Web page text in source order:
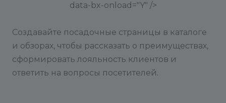
data-bx-onload="Y" />
Создавайте посадочные страницы в каталоге
и обзорах, чтобы рассказать о преимуществах,
сформировать лояльность клиентов и
ответить на вопросы посетителей.